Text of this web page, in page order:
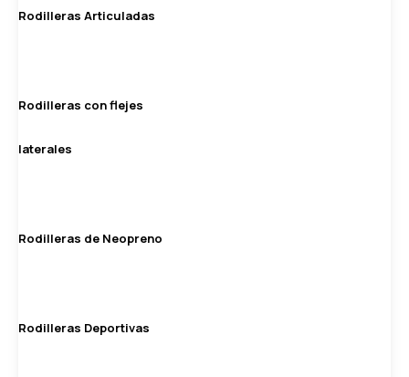
Rodilleras Articuladas
Rodilleras con flejes
laterales
Rodilleras de Neopreno
Rodilleras Deportivas